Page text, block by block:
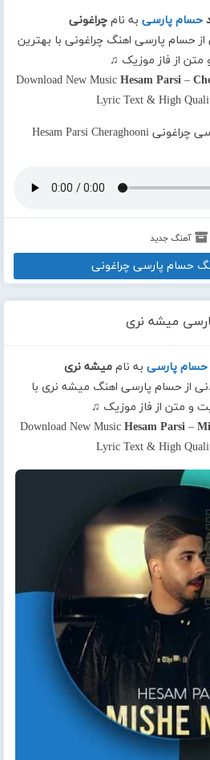
حسام پارسی به نام چراغونی
از حسام پارسی اهنگ چراغونی با بهترین
از فاز موزیک ♫
Download New Music Hesam Parsi–
Lyric Text & High
آهنگ جدید
حسام پارسی چراغونی
میشه نری
حسام پارسی به نام میشه نری
از حسام پارسی اهنگ میشه نری با
و متن از فاز موزیک ♫
Download New Music Hesam Parsi –
Lyric Text & High